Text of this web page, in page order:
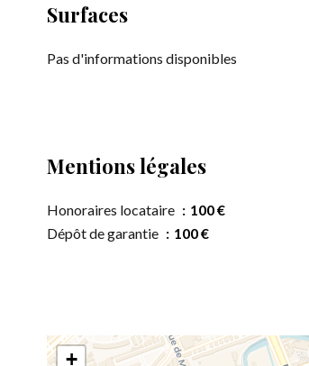
Surfaces
Pas d'informations disponibles
Mentions légales
Honoraires locataire
100 €
Dépôt de garantie
100 €
+